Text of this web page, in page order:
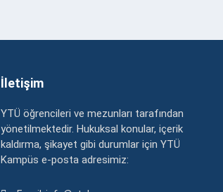
İletişim
YTÜ öğrencileri ve mezunları tarafından
yönetilmektedir. Hukuksal konular, içerik
kaldırma, şikayet gibi durumlar için YTÜ
Kampüs e-posta adresimiz: